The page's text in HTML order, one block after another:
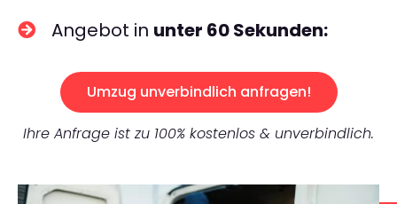
Angebot in unter 60 Sekunden:
Umzug unverbindlich anfragen!
Ihre Anfrage ist zu 100% kostenlos & unverbindlich.